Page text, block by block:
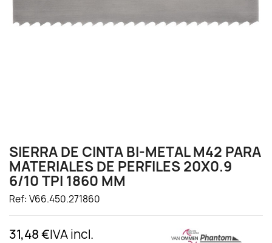
SIERRA DE CINTA BI-METAL M42 PARA
MATERIALES DE PERFILES 20X0.9
6/10 TPI 1860 MM
Ref: V66.450.271860
31,48 €IVA incl.